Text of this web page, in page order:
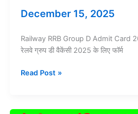
से
December 15, 2025
Railway RRB Group D Admit Card
रेलवे ग्रुप डी वैकेंसी 2025 के लिए फॉर्म
Railway
D
Read Post »